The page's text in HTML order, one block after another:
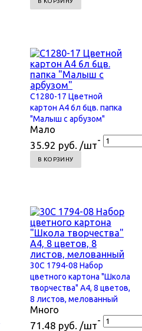
С1280-17 Цветной
картон А4 6л 6цв. папка
"Малыш с арбузом"
Мало
35.92 руб. /шт-
В КОРЗИНУ
30С 1794-08 Набор
цветного картона "Школа
творчества" А4, 8 цветов,
8 листов, мелованный
Много
71.48 руб. /шт-